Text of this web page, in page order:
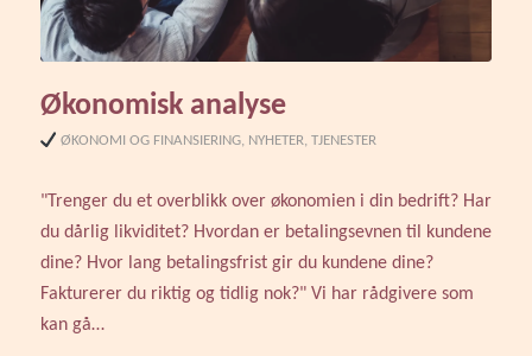
Økonomisk analyse
ØKONOMI OG FINANSIERING, NYHETER,TJENESTER
"Trenger du et overblikk over økonomien i din bedrift? Har
du dårlig likviditet? Hvordan er betalingsevnen til kundene
dine? Hvor lang betalingsfrist gir du kundene dine?
Fakturerer du riktig og tidlig nok?" Vi har rådgivere som
kan gå…